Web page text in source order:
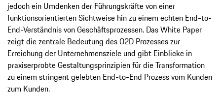
jedoch ein Umdenken der Führungskräfte von einer
funktionsorientierten Sichtweise hin zu einem echten End-to-
End-Verständnis von Geschäftsprozessen. Das White Paper
zeigt die zentrale Bedeutung des O2D Prozesses zur
Erreichung der Unternehmensziele und gibt Einblicke in
praxiserprobte Gestaltungsprinzipien für die Transformation
zu einem stringent gelebten End-to-End Prozess vom Kunden
zum Kunden.